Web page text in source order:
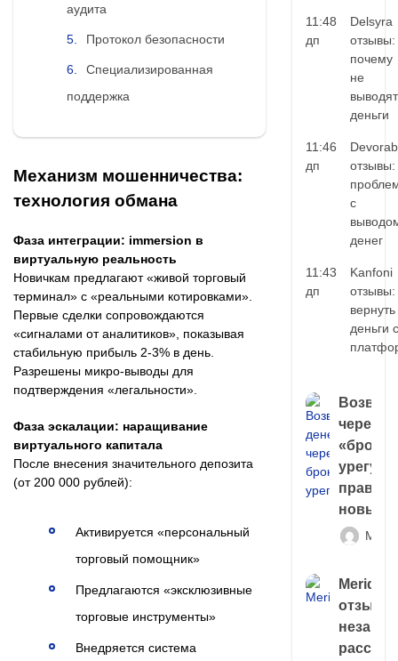
аудита
Протокол безопасности
Специализированная
поддержка
Механизм мошенничества:
технология обмана
Фаза интеграции: immersion в
виртуальную реальность
Новичкам предлагают «живой торговый
терминал» с «реальными котировками».
Первые сделки сопровождаются
«сигналами от аналитиков», показывая
стабильную прибыль 2-3% в день.
Разрешены микро-выводы для
подтверждения «легальности».
Фаза эскалации: наращивание
виртуального капитала
После внесения значительного депозита
(от 200 000 рублей):
Активируется «персональный
торговый помощник»
Предлагаются «эксклюзивные
торговые инструменты»
Внедряется система
11:48
дп
Delsyra
отзывы:
почему
не
выводят
деньги
11:46
дп
отзывы:
с
денег
11:43
дп
Kanfoni
отзывы:
вернуть
деньги с
через
правда
новый